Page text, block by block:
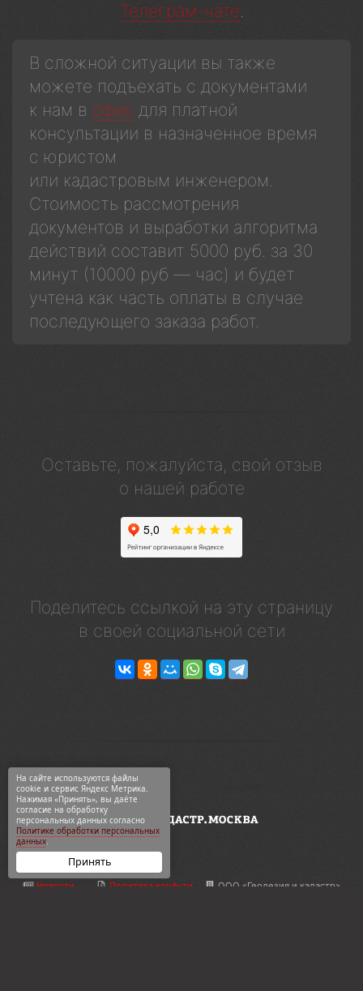
Телеграм-чате.
В сложной ситуации вы также
можете подъехать с документами
к нам в офис для платной
консультации в назначенное время
с юристом
или кадастровым инженером.
Стоимость рассмотрения
документов и выработки алгоритма
действий составит 5000 руб. за 30
минут (10000 руб — час) и будет
учтена как часть оплаты в случае
последующего заказа работ.
Оставьте, пожалуйста, свой отзыв
о нашей работе
Поделитесь ссылкой на эту страницу
в своей социальной сети
Новости
Политика конф-ти
ООО «Геодезия и кадастр»
На сайте используются файлы
cookie и сервис Яндекс Метрика.
Нажимая «Принять», вы даёте
согласие на обработку
персональных данных согласно
Политике обработки персональных
данных.
Принять